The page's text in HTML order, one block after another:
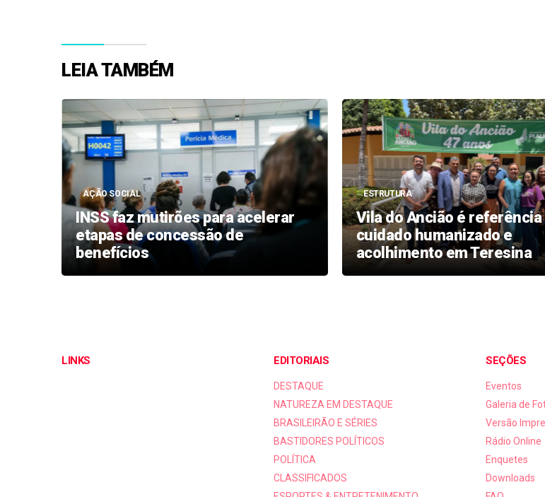
LEIA TAMBÉM
AÇÃO SOCIAL
INSS faz mutirões para acelerar
etapas de concessão de
benefícios
ESTRUTURA
Vila do Ancião é referência
cuidado humanizado e
acolhimento em Teresina
LINKS EDITORIAIS
DESTAQUE
NATUREZA EM DESTAQUE
BRASILEIRÃO E SÉRIES
BASTIDORES POLÍTICOS
POLÍTICA
CLASSIFICADOS
SEÇÕES
Eventos
Galeria de
Versão
Rádio Online
Enquetes
Downloads